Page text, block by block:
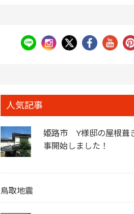
人気記事
姫路市 Y様邸の屋根葺
事開始しました！
鳥取地震